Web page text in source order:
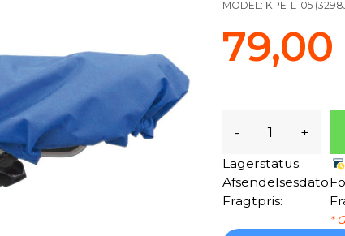
MODEL: KPE-L-05 (
- +
Lagerstatus:
Afsendelsesdato:
Fragtpris:
*